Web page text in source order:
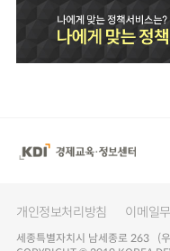
개인정보처리방침 이메일
세종특별자치시 남세종로 263